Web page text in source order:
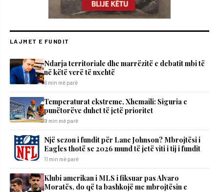
LAJMET E FUNDIT
Ndarja territoriale dhe marrëzitë e debatit mbi të
në këtë verë të nxehtë
6 min më parë
Temperaturat ekstreme, Xhemaili: Siguria e
punëtorëve duhet të jetë prioritet
9 min më parë
Një sezon i fundit për Lane Johnson? Mbrojtësi i
Eagles thotë se 2026 mund të jetë viti i tij i fundit
11 min më parë
Klubi amerikan i MLS i fiksuar pas Alvaro
Moratës, do që ta bashkojë me mbrojtësin e